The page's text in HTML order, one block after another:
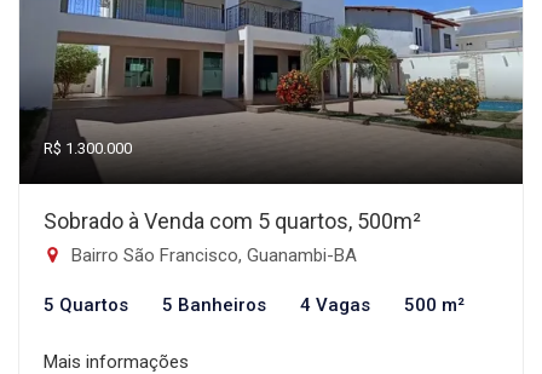
R$ 1.300.000
Sobrado à Venda com 5 quartos, 500m²
Bairro São Francisco, Guanambi-BA
5 Quartos 5 Banheiros 4 Vagas 500 m²
Mais informações